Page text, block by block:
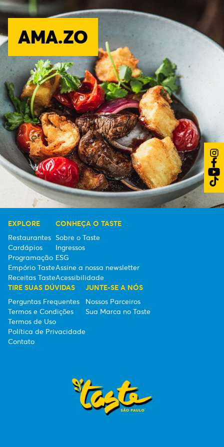
AMA.ZO
EXPLORE
Restaurantes
Cardápios
Programação
Empório Taste
Receitas Taste
CONHEÇA O TASTE
Sobre o Taste
Ingressos
ESG
Assine a nossa newsletter
Acessibilidade
TIRE SUAS DÚVIDAS
Perguntas Frequentes
Termos e Condições
Termos de Uso
Política de Privacidade
Contato
JUNTE-SE A NÓS
Nossos Parceiros
Sua Marca no Taste